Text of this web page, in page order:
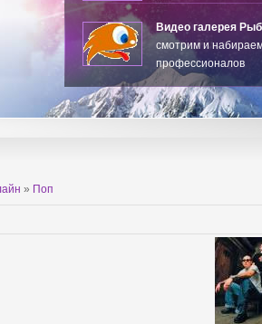
Видео галерея
смотрим и
профессионалов
» Поп